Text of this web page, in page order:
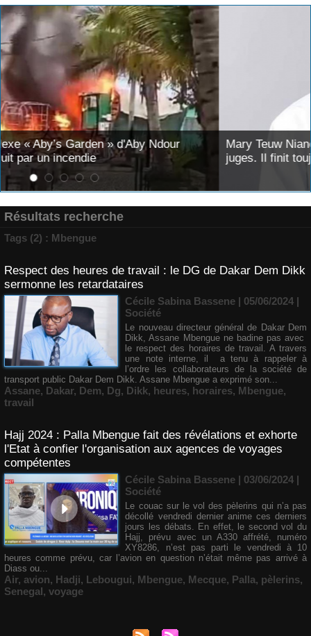
Mary Teuw Niane : «Le temps est le plus
juges. Il finit toujours par démasquer
Résultats recherche
Tags (2) : Mbengue
Respect des heures de travail : le DG de Dakar Dem Dikk
sermonne les retardataires
Cécile Sabina Bassene | 05/06/2024 |
Société
Le nouveau directeur général de Dakar Dem
Dikk, Assane Mbengue ne badine pas avec
le respect des horaires de travail. A travers
une note interne, il a tenu à rappeler à
l’ordre les collaborateurs de la société de
transport public Dakar Dem Dikk. Assane Mbengue a exprimé son...
Assane, Dakar, Dem, Dg, Dikk, heures, horaires, Mbengue,
travail
Hajj 2024 : Palla Mbengue fait des révélations et exhorte
l'Etat à confier l'organisation aux agences de voyages
compétentes
Cécile Sabina Bassene | 03/06/2024 |
Société
Le couac sur le vol des pèlerins qui n’a pas
décollé vendredi dernier anime ces derniers
jours les débats. En effet, le second vol du
Hajj, prévu avec un A330 affrété, numéro
XY8286, n’est pas parti le vendredi à 10
heures comme prévu, car l’avion en question n’était même pas arrivé à
Diass ou...
Air, avion, Hadji, Lebougui, Mbengue, Mecque, Palla, pèlerins,
Senegal, voyage